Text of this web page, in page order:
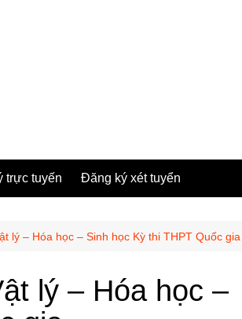
trực tuyến Đăng ký xét tuyển
lý – Hóa học – Sinh học Kỳ thi THPT Quốc gia
lý – Hóa học –